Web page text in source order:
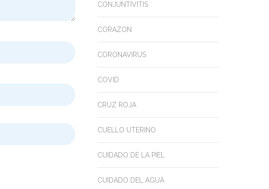
CONJUNTIVITIS
CORAZON
CORONAVIRUS
COVID
CRUZ ROJA
CUELLO UTERINO
CUIDADO DE LA PIEL
CUIDADO DEL AGUA